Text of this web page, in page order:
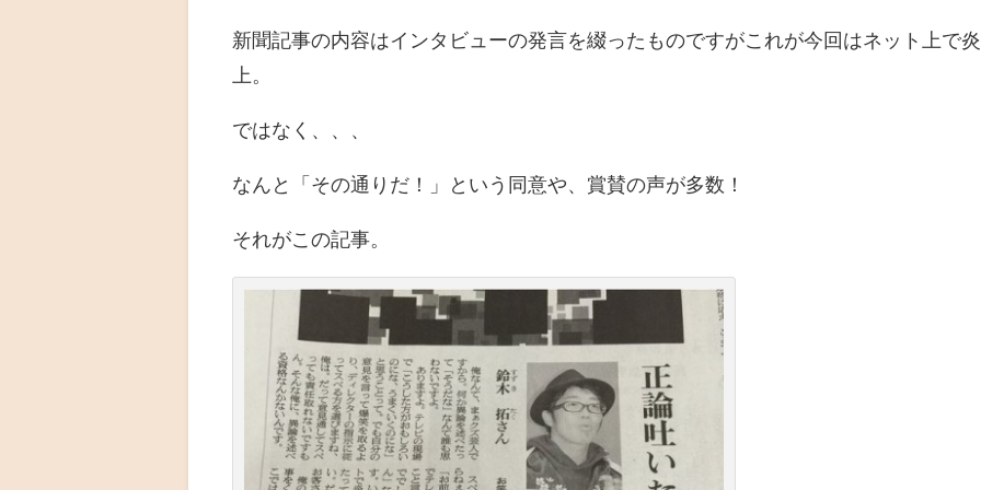
新聞記事の内容はインタビューの発言を綴ったものですがこれが今回はネット上で炎
上。
ではなく、、、
なんと「その通りだ！」という同意や、賞賛の声が多数！
それがこの記事。